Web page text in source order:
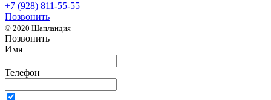
+7 (928) 811-55-55
Позвонить
© 2020 Шапландия
Позвонить
Имя
Телефон